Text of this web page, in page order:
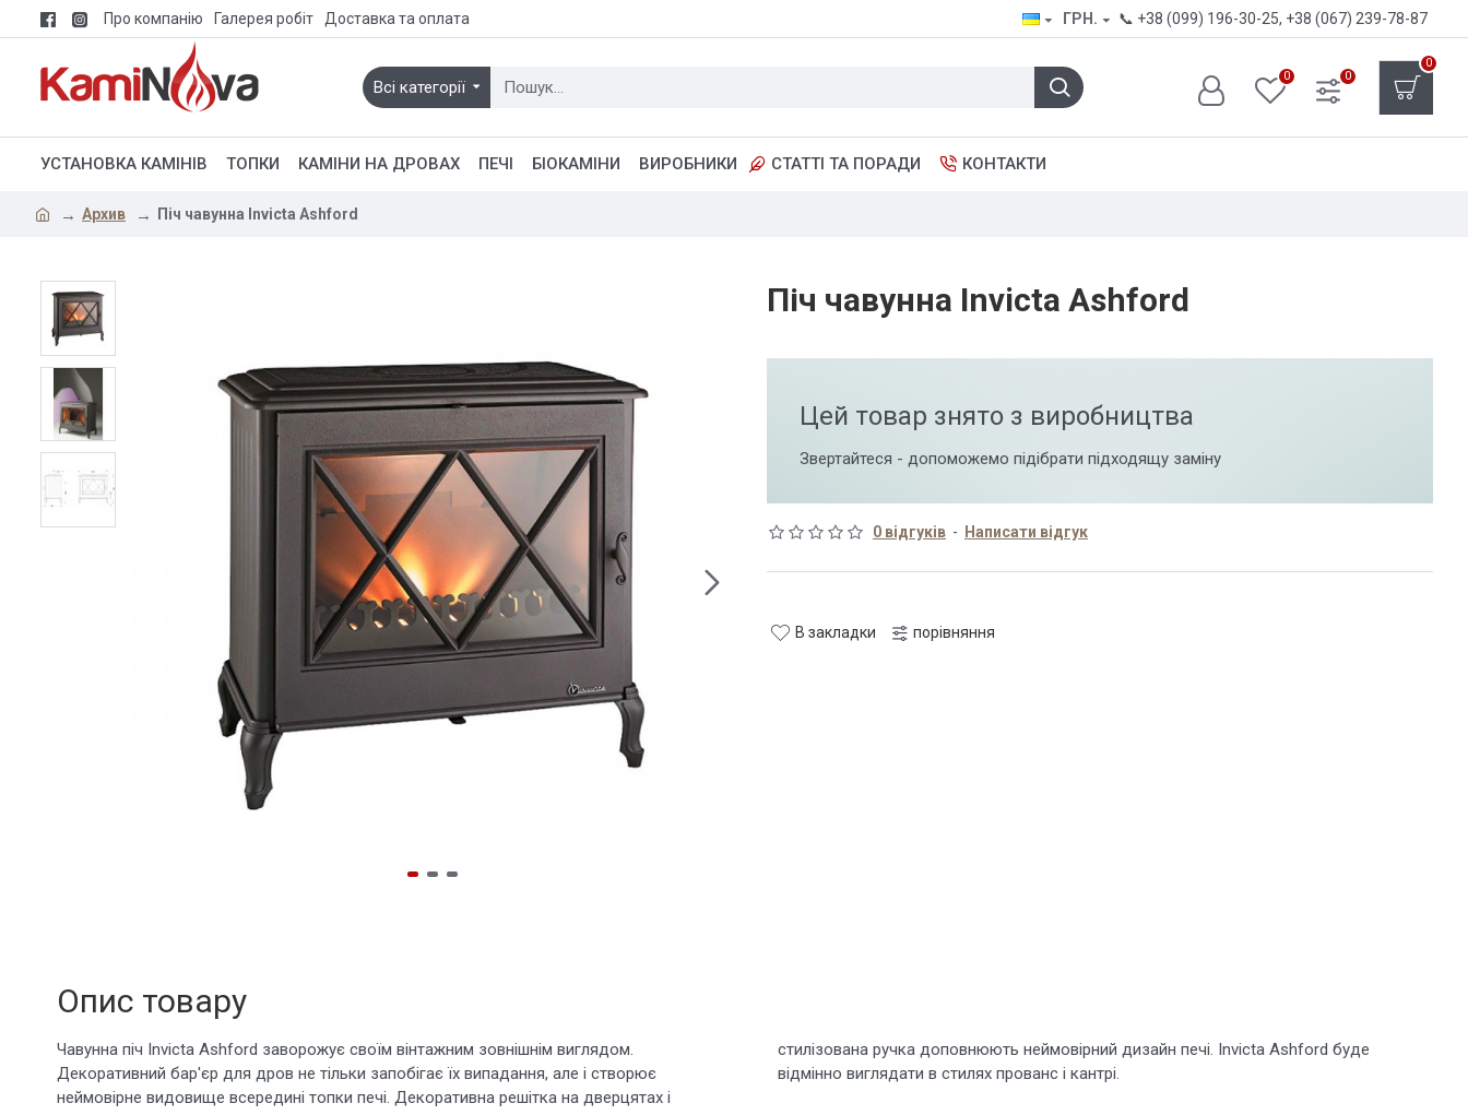
Про компанію Галерея робіт Доставка та оплата ГРН. 📞 +38 (099) 196-30-25, +38 (067) 239-78-87
Всі категорії
0 0
0
УСТАНОВКА КАМІНІВ ТОПКИ КАМІНИ НА ДРОВАХ ПЕЧІ БІОКАМІНИ ВИРОБНИКИ СТАТТІ ТА ПОРАДИ КОНТАКТИ
Архив Піч чавунна Invicta Ashford
Піч чавунна Invicta Ashford
Цей товар знято з виробництва
Звертайтеся - допоможемо підібрати підходящу заміну
0 відгуків - Написати відгук
В закладки порівняння
Опис товару
Чавунна піч Invicta Ashford заворожує своїм вінтажним зовнішнім виглядом.
Декоративний бар'єр для дров не тільки запобігає їх випадання, але і створює
неймовірне видовище всередині топки печі. Декоративна решітка на дверцятах і
стилізована ручка доповнюють неймовірний дизайн печі. Invicta Ashford буде
відмінно виглядати в стилях прованс і кантрі.